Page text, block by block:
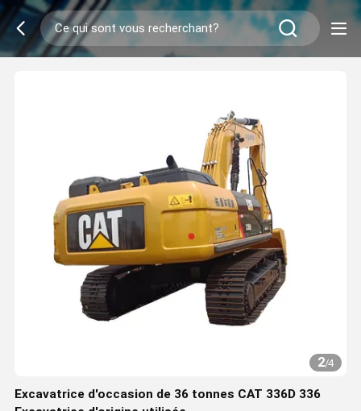
2/4
Excavatrice d'occasion de 36 tonnes CAT 336D 336